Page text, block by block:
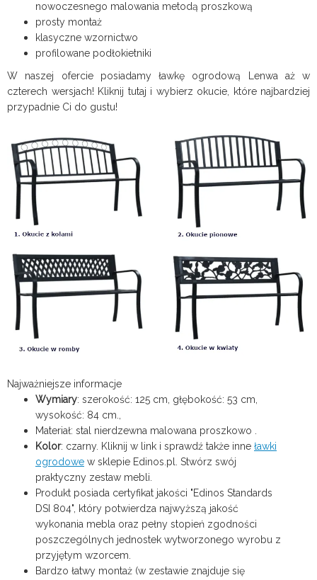
nowoczesnego malowania metodą proszkową
prosty montaż
klasyczne wzornictwo
profilowane podłokietniki
W naszej ofercie posiadamy ławkę ogrodową Lenwa aż w
czterech wersjach! Kliknij tutaj i wybierz okucie, które najbardziej
przypadnie Ci do gustu!
Najważniejsze informacje
Wymiary: szerokość: 125 cm, głębokość: 53 cm,
wysokość: 84 cm.,
Materiał: stal nierdzewna malowana proszkowo .
Kolor: czarny. Kliknij w link i sprawdź także inne ławki
ogrodowe w sklepie Edinos.pl. Stwórz swój
praktyczny zestaw mebli.
Produkt posiada certyfikat jakości "Edinos Standards
DSI 804", który potwierdza najwyższą jakość
wykonania mebla oraz pełny stopień zgodności
poszczególnych jednostek wytworzonego wyrobu z
przyjętym wzorcem.
Bardzo łatwy montaż (w zestawie znajduje się